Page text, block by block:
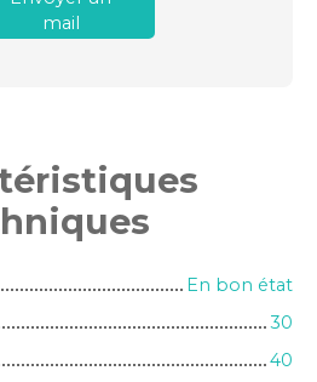
mail
En bon état
30
40